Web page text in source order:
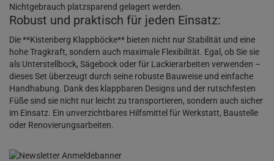
Nichtgebrauch platzsparend gelagert werden.
Robust und praktisch für jeden Einsatz:
Die **Kistenberg Klappböcke** bieten nicht nur Stabilität und eine
hohe Tragkraft, sondern auch maximale Flexibilität. Egal, ob Sie sie
als Unterstellbock, Sägebock oder für Lackierarbeiten verwenden –
dieses Set überzeugt durch seine robuste Bauweise und einfache
Handhabung. Dank des klappbaren Designs und der rutschfesten
Füße sind sie nicht nur leicht zu transportieren, sondern auch sicher
im Einsatz. Ein unverzichtbares Hilfsmittel für Werkstatt, Baustelle
oder Renovierungsarbeiten.